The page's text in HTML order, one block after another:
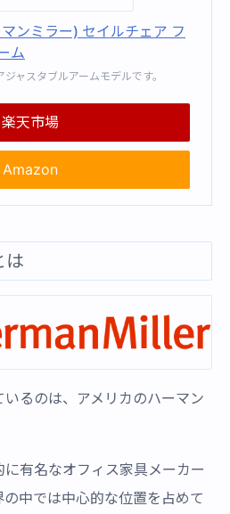
ンミラー) セイルチェア フ
ム
ャスタブルアームモデルです。
楽天市場
Amazon
は
るのは、アメリカのハーマン
有名なオフィス家具メーカー
中では中心的な位置を占めて